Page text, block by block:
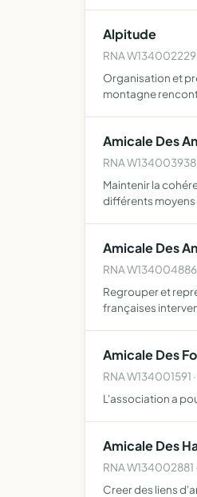
Alpitude
RNA W134002229
Organisation et
montagne
Amicale Des
RNA W134003938
Maintenir la
différents
Amicale Des
RNA W134004886
Regrouper et
françaises
Amicale Des
RNA W134001591
L'association a
Amicale Des
RNA W134002881
Creer des liens